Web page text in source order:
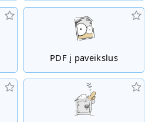
PDF į paveikslus